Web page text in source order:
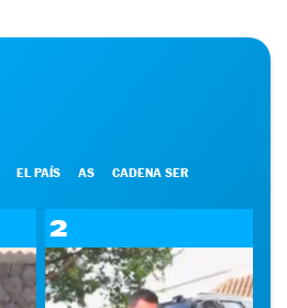
EL PAÍS AS CADENA SER
2